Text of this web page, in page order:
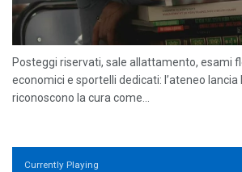
Posteggi riservati, sale allattamento, esami
economici e sportelli dedicati: l’ateneo lancia
riconoscono la cura come...
Currently Playing